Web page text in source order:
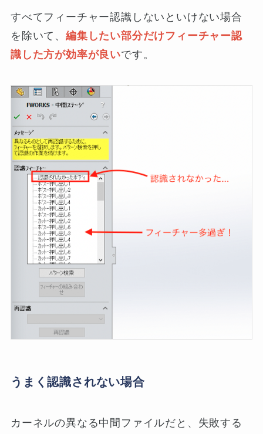
すべてフィーチャー認識しないといけない場合
を除いて、 編集したい部分だけフィーチャー認
識した方が効率が良いです。
うまく認識されない場合
カーネルの異なる中間ファイルだと、失敗する